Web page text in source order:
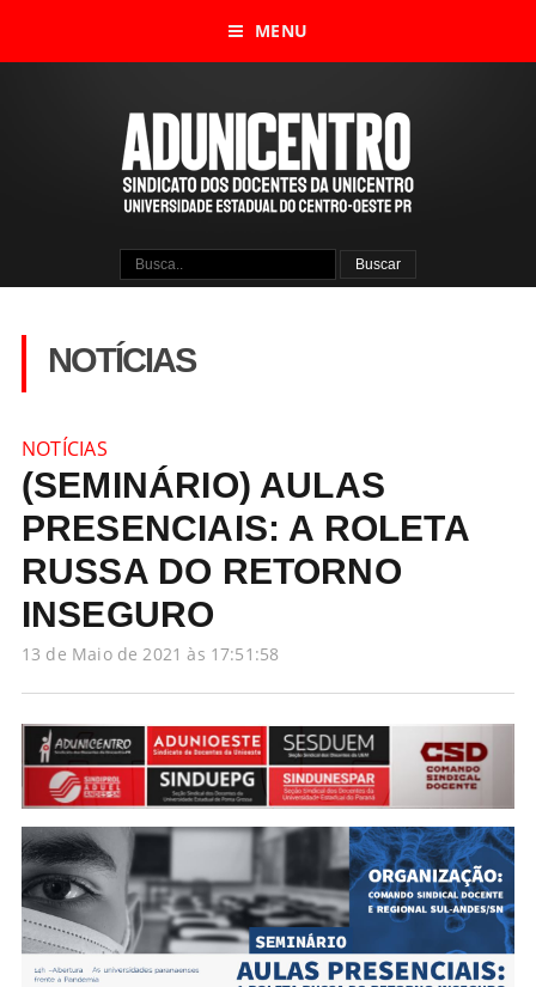
MENU
NOTÍCIAS
NOTÍCIAS
(SEMINÁRIO) AULAS
PRESENCIAIS: A ROLETA
RUSSA DO RETORNO
INSEGURO
13 de Maio de 2021 às 17:51:58